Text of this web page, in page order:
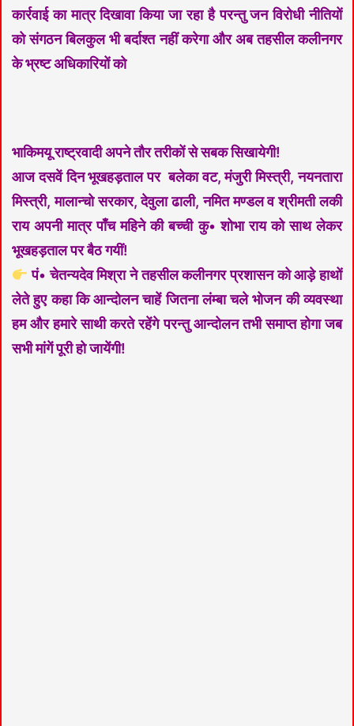
कार्रवाई का मात्र दिखावा किया जा रहा है परन्तु जन विरोधी नीतियों
को संगठन बिलकुल भी बर्दाश्त नहीं करेगा और अब तहसील कलीनगर
के भ्रष्ट अधिकारियों को
भाकिमयू राष्ट्रवादी अपने तौर तरीकों से सबक सिखायेगी!
आज दसवें दिन भूखहड़ताल पर बलेका वट, मंजुरी मिस्त्री, नयनतारा
मिस्त्री, मालान्चो सरकार, देवुला ढाली, नमित मण्डल व श्रीमती लकी
राय अपनी मात्र पाँच महिने की बच्ची कु• शोभा राय को साथ लेकर
भूखहड़ताल पर बैठ गयीं!
पं• चेतन्यदेव मिश्रा ने तहसील कलीनगर प्रशासन को आड़े हाथों
लेते हुए कहा कि आन्दोलन चाहें जितना लंम्बा चले भोजन की व्यवस्था
हम और हमारे साथी करते रहेंगे परन्तु आन्दोलन तभी समाप्त होगा जब
सभी मांगें पूरी हो जायेंगी!